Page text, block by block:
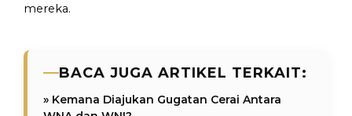
mereka.
BACA JUGA ARTIKEL TERKAIT:
» Kemana Diajukan Gugatan Cerai Antara